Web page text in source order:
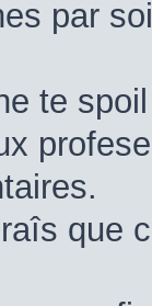
par
te
que